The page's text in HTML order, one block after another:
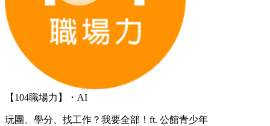
【104職場力】・AI
玩團、學分、找工作？我要全部！ft. 公館青少年